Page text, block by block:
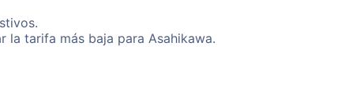
la tarifa más baja para Asahikawa.